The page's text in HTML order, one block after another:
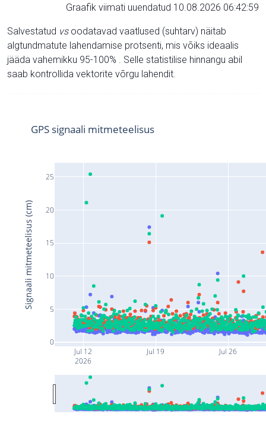
Graafik viimati uuendatud 10.08.2026 06:42:59
Salvestatud vsoodatavad vaatlused (suhtarv) näitab
algtundmatute lahendamise protsenti, mis võiks ideaalis
jääda vahemikku 95-100% . Selle statistilise hinnangu abil
saab kontrollida vektorite võrgu lahendit.
Jul 12
2026
Jul 19 Jul 26
0
5
10
15
20
25
GPS signaali mitmeteelisus
Signaali mitmeteelisus (cm)